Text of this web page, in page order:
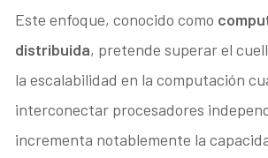
Este enfoque, conocido como
distribuida, pretende superar el
la escalabilidad en la computación
interconectar procesadores
incrementa notablemente la